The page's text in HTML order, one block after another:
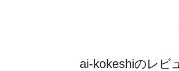
ai-kokeshiのレビ